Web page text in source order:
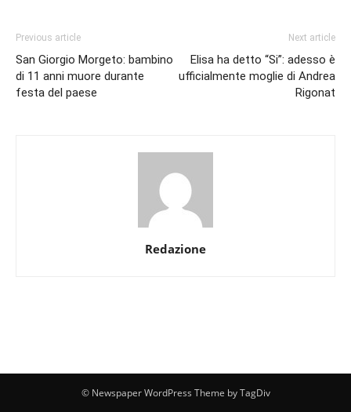
Previous article
San Giorgio Morgeto: bambino
di 11 anni muore durante
festa del paese
Next article
Elisa ha detto “Si”: adesso è
ufficialmente moglie di Andrea
Rigonat
Redazione
© Newspaper WordPress Theme by TagDiv